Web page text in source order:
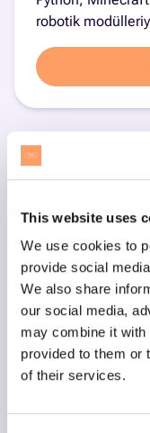
This website uses
We use cookies to
provide social
We also share
our social media,
may combine it with
provided to them or
of their services.
robotik
Scratch ile